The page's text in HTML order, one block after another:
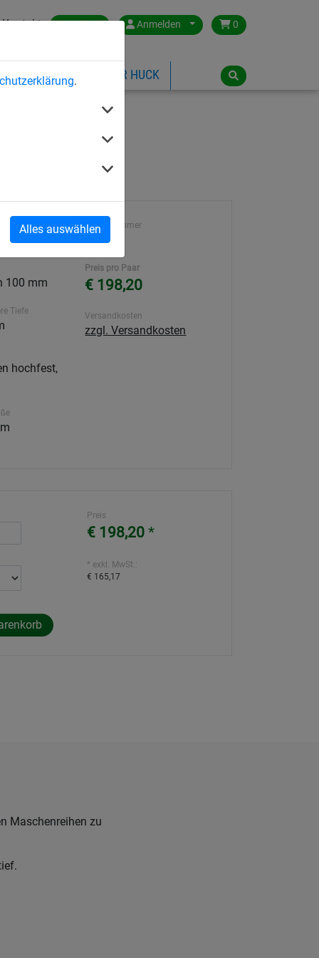
.
Alles auswählen
Kontakt Austria Anmelden 0
ÜBER HUCK
100 mm
100 mm
Tiefe
hochfest,
Artikelnummer
109
Preis pro Paar
€ 198,20
Versandkosten
zzgl. Versandkosten
Preis
€ 198,20 *
* exkl. MwSt.:
€ 165,17
Maschenreihen zu